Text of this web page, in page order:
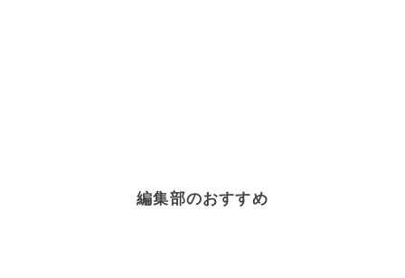
編集部のおすすめ